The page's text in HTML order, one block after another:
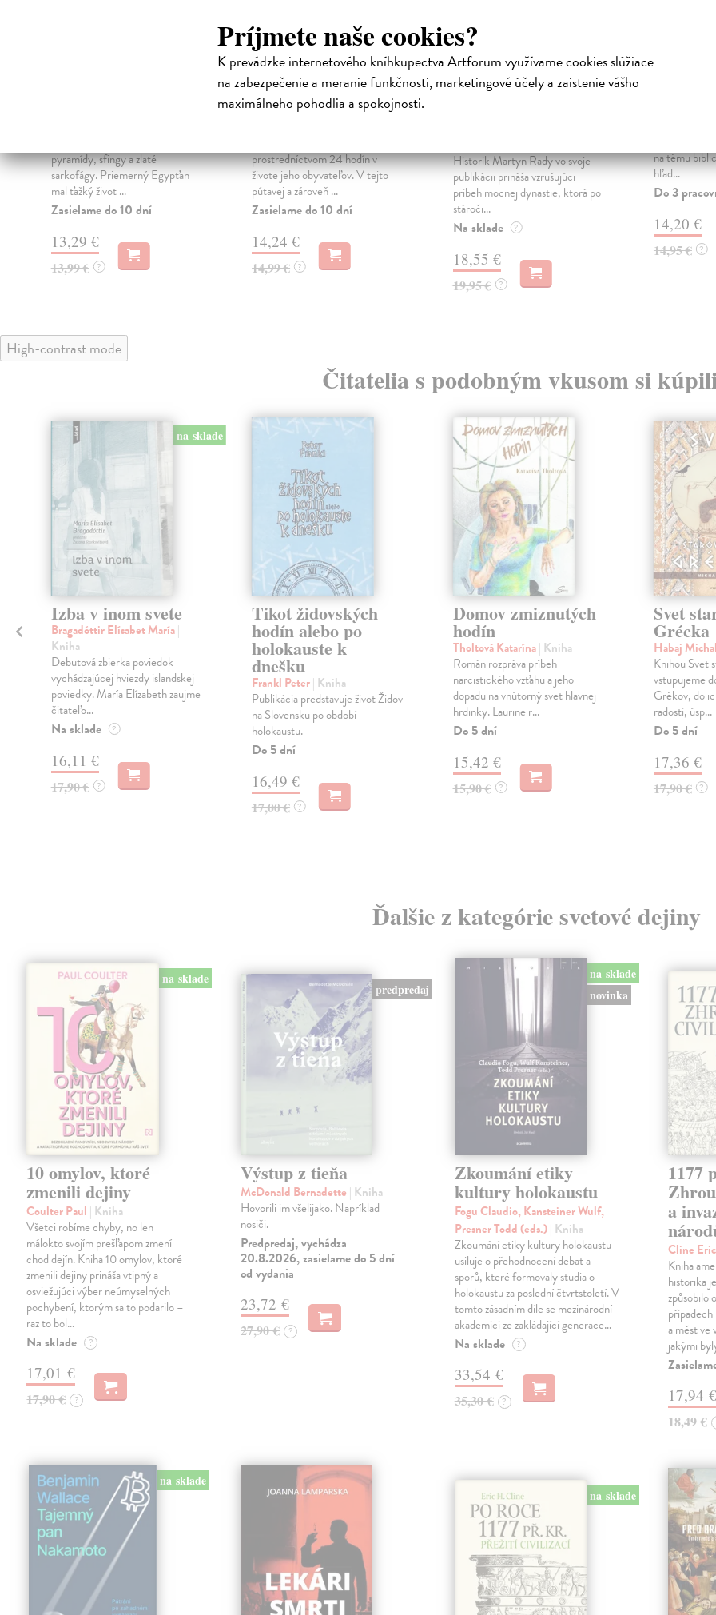
Príjmete naše cookies?
K prevádzke internetového kníhkupectva Artforum využívame cookies slúžiace
na zabezpečenie a meranie funkčnosti, marketingové účely a zaistenie vášho
maximálneho pohodlia a spokojnosti.
pyramídy, sfingy a zlaté
sarkofágy. Priemerný Egypťan
mal ťažký život ...
Zasielame do 10 dní
13,29 €
13,99 € ?
24 hodín v
starovekom Ríme
prostredníctvom 24 hodín v
živote jeho obyvateľov. V tejto
pútavej a zároveň ...
Zasielame do 10 dní
14,24 €
14,99 € ?
Habsburgovci.
Historik Martyn Rady vo svoje
publikácii prináša vzrušujúci
príbeh mocnej dynastie, ktorá po
stároči...
Na sklade ?
18,55 €
19,95 € ?
Geológ a
na tému
hľad...
Do 3
14,20 €
14,95 € ?
High-contrast mode
Čitatelia s podobným vkusom si
na sklade
Izba v inom svete
Bragadóttir Elísabet María|
Kniha
Debutová zbierka poviedok
vychádzajúcej hviezdy islandskej
poviedky. María Elízabeth zaujme
čitateľo...
Na sklade ?
16,11 €
17,90 € ?
Tikot židovských
hodín alebo po
holokauste k
dnešku
Frankl Peter| Kniha
Publikácia predstavuje život Židov
na Slovensku po období
holokaustu.
Do 5 dní
16,49 €
17,00 € ?
Domov zmiznutých
hodín
Tholtová Katarína| Kniha
Román rozpráva príbeh
narcistického vzťahu a jeho
dopadu na vnútorný svet hlavnej
hrdinky. Laurine r...
Do 5 dní
15,42 €
15,90 € ?
Svet
Grécka
Habaj Michal
Knihou Svet
vstupujeme
Grékov, do
radostí, úsp...
Do 5 dní
17,36 €
17,90 € ?
Ďalšie z kategórie svetové dejiny
na sklade
10 omylov, ktoré
zmenili dejiny
Coulter Paul | Kniha
Všetci robíme chyby, no len
málokto svojím prešľapom zmení
chod dejín. Kniha 10 omylov, ktoré
zmenili dejiny prináša vtipný a
osviežujúci výber neúmyselných
pochybení, ktorým sa to podarilo –
raz to bol…
Na sklade ?
17,01 €
17,90 € ?
predpredaj
Výstup z tieňa
McDonald Bernadette | Kniha
Hovorili im všelijako. Napríklad
nosiči.
Predpredaj, vychádza
20.8.2026, zasielame do 5 dní
od vydania
23,72 €
27,90 € ?
na sklade
novinka
Zkoumání etiky
kultury holokaustu
Fogu Claudio, Kansteiner Wulf,
Presner Todd (eds.)| Kniha
Zkoumání etiky kultury holokaustu
usiluje o přehodnocení debat a
sporů, které formovaly studia o
holokaustu za poslední čtvrtstoletí. V
tomto zásadním díle se mezinárodní
akademici ze zakládající generace…
Na sklade ?
33,54 €
35,30 € ?
1177
a
Cline
Kniha
historika
způsobilo
a měst
jakými
17,94 €
18,49 €
na sklade
na sklade